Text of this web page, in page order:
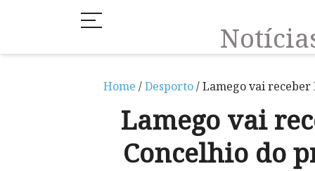
Home /Desporto/ Lamego vai
Lamego vai
Concelhio do